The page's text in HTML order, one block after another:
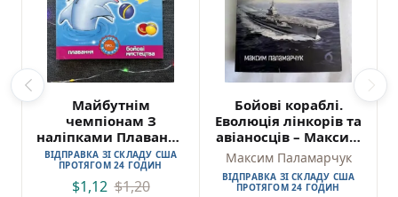
Майбутнім
чемпіонам З
наліпками Плавання
Бойові мистецтва
ВІДПРАВКА ЗІ СКЛАДУ США
ПРОТЯГОМ 24 ГОДИН
$1,12 $1,20
Бойові кораблі.
Еволюція лінкорів та
авіаносців – Максим
Паламарчук – Віхола
(Пошкоджена)
Максим Паламарчук
ВІДПРАВКА ЗІ СКЛАДУ США
ПРОТЯГОМ 24 ГОДИН